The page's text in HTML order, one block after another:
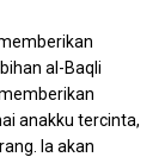
al-Baqli
anakku tercinta,
Ia akan